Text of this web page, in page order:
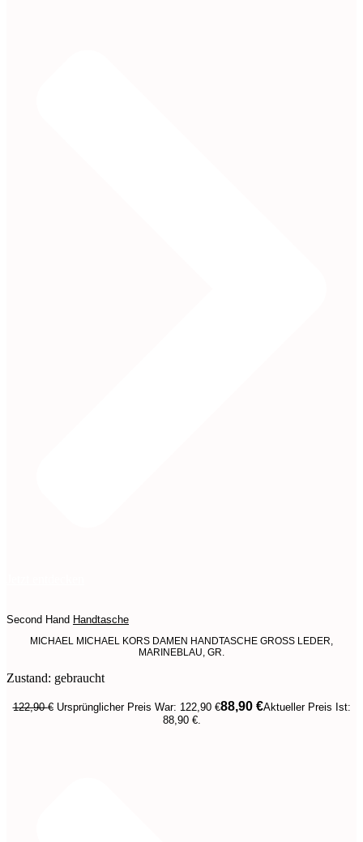
Second Hand Handtasche
MICHAEL MICHAEL KORS DAMEN HANDTASCHE GROSS LEDER,
MARINEBLAU, GR.
Zustand: gebraucht
122,90€ Ursprünglicher Preis War: 122,90 €88,90 €Aktueller Preis Ist:
88,90 €.